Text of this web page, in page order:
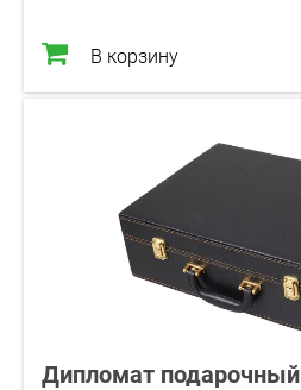
В корзину
Дипломат подарочный